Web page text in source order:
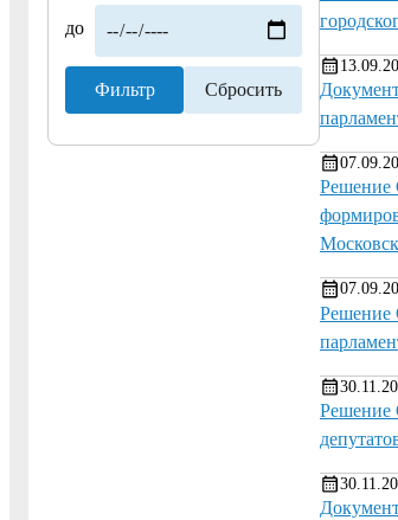
до
Решение
Решение
Решение